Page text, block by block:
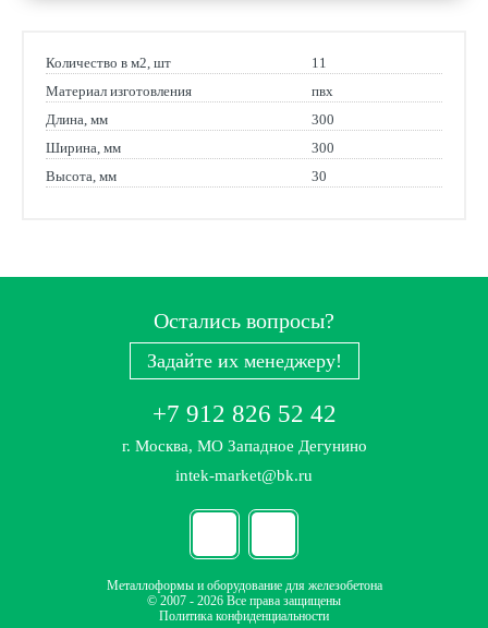
Количество в м2, шт
11
Материал изготовления
пвх
Длина, мм
300
Ширина, мм
300
Высота, мм
30
Остались вопросы?
Задайте их менеджеру!
+7 912 826 52 42
г. Москва, МО Западное Дегунино
intek-market@bk.ru
Металлоформы и оборудование для железобетона
© 2007 - 2026 Все права защищены
Политика конфиденциальности